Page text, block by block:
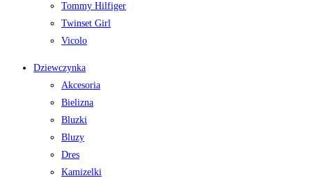
Tommy Hilfiger
Twinset Girl
Vicolo
Dziewczynka
Akcesoria
Bielizna
Bluzki
Bluzy
Dres
Kamizelki